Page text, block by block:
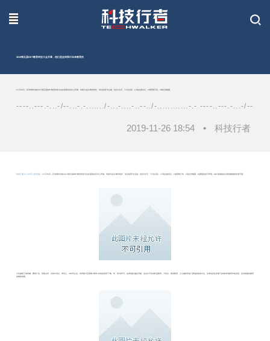
联系我们
2019第五届GET教育科技大会开幕，他们是这样探讨未来教育的
11月25日，芥末堆举办的2019第五届GET教育科技大会在国家会议中心开幕。本届大会以“教学相长、学以促用”为主题，包含2全天、7大会议区、13场主题论坛、1场思维工坊、2场社交晚宴。
----..---.-...-/--...-.-......./-...-....-..--../-............-.- ----..---.-...-/--
2019-11-26 18:54 • 科技行者
科技行者 11月26日 北京消息： 11月25日，芥末堆举办的2019第五届GET教育科技大会在国家会议中心开幕。本届大会以“教学相长、学以促用”为主题，包含2全天、7大会议区、13场主题论坛、1场思维工坊、2场社交晚宴。在萧瑟的冬日早晨，GET的领袖论坛现场被围得水泄不通。
大会邀请了保利威、腾讯广告、美团点评、豆神大语文、华为云、360等企业，共同探讨互联网+教育+科技的背景下“教、学、用”各环节、各赛道的融合升级。这当中不仅有职业教育、大语文、素质教育、少儿编程等热门赛道的前世今生、全球信息化浪潮下的海内外教育市场演进，还有智能化教育
的最新成果。